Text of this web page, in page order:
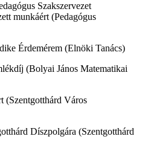
Szakszervezet
munkáért (Pedagógus
Érdemérem (Elnöki Tanács)
(Bolyai János Matematikai
(Szentgotthárd Város
Díszpolgára (Szentgotthárd